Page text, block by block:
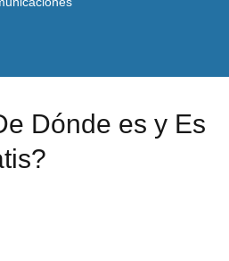
Dónde es y Es